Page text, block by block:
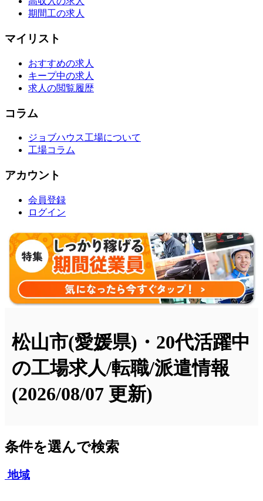
期間工の求人
マイリスト
おすすめの求人
キープ中の求人
求人の閲覧履歴
コラム
ジョブハウス工場について
工場コラム
アカウント
会員登録
ログイン
松山市(愛媛県)・20代活躍中
の工場求人/転職/派遣情報
(2026/08/07 更新)
条件を選んで検索
地域